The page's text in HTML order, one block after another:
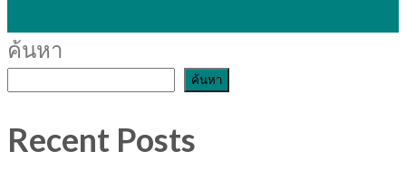
ค้นหา
ค้นหา
Recent Posts